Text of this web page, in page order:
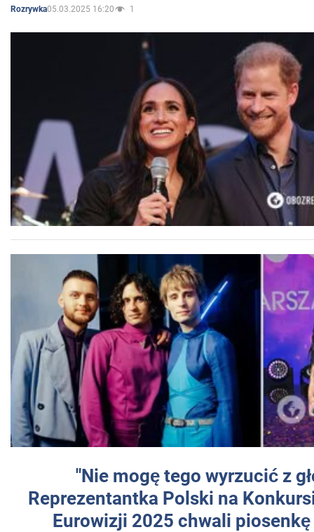
Rozrywka05.03.2025 16:20 1
"Nie mogę tego wyrzucić z
Reprezentantka Polski na
Eurowizji 2025 chwali